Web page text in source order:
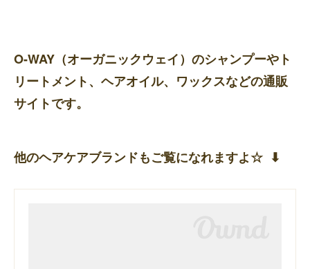
O-WAY（オーガニックウェイ）のシャンプーやト
リートメント、ヘアオイル、ワックスなどの通販
サイトです。
他のヘアケアブランドもご覧になれますよ☆ ⬇︎